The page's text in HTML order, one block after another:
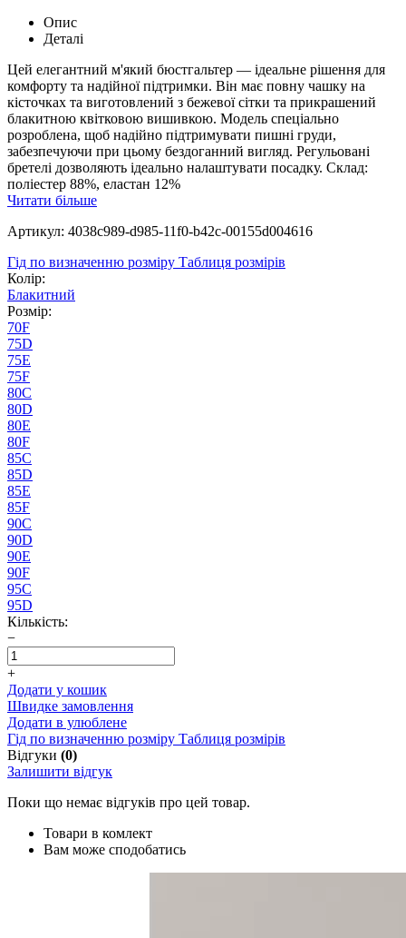
Опис
Деталі
Цей елегантний м'який бюстгальтер — ідеальне рішення для
комфорту та надійної підтримки. Він має повну чашку на
кісточках та виготовлений з бежевої сітки та прикрашений
блакитною квітковою вишивкою. Модель спеціально
розроблена, щоб надійно підтримувати пишні груди,
забезпечуючи при цьому бездоганний вигляд. Регульовані
бретелі дозволяють ідеально налаштувати посадку. Склад:
поліестер 88%, еластан 12%
Читати більше
Артикул: 4038c989-d985-11f0-b42c-00155d004616
Гід по визначенню розміру Таблиця розмірів
Колір:
Блакитний
Розмір:
70F
75D
75E
75F
80C
80D
80E
80F
85C
85D
85E
85F
90C
90D
90E
90F
95C
95D
Кількість:
−
+
Додати у кошик
Швидке замовлення
Додати в улюблене
Гід по визначенню розміру Таблиця розмірів
Відгуки (0)
Залишити відгук
Поки що немає відгуків про цей товар.
Товари в комлект
Вам може сподобатись